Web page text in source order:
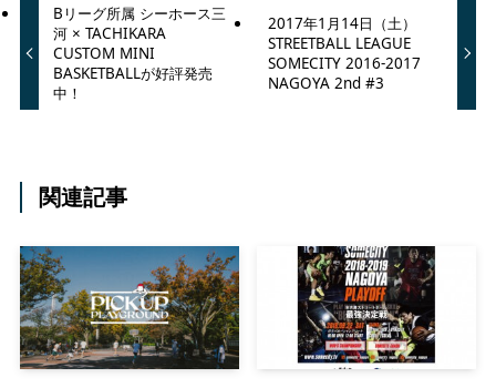
Bリーグ所属 シーホース三
河 × TACHIKARA
CUSTOM MINI
BASKETBALLが好評発売
中！
2017年1月14日（土）
STREETBALL LEAGUE
SOMECITY 2016-2017
NAGOYA 2nd #3
関連記事